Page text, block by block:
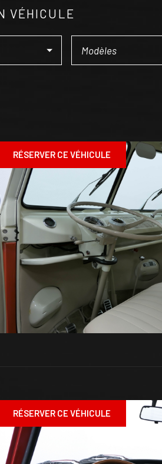
VÉHICULE
RÉSERVER CE VÉHICULE
RÉSERVER CE VÉHICULE